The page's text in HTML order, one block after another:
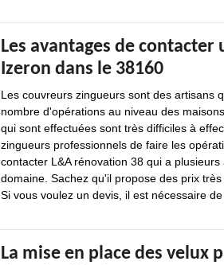
Les avantages de
Izeron dans le 38160
Les couvreurs zingueurs sont des artisans
nombre d'opérations au niveau des
qui sont effectuées sont très difficiles à
zingueurs professionnels de faire les
contacter L&A rénovation 38 qui a
domaine. Sachez qu'il propose des prix
Si vous voulez un devis, il est nécessaire
La mise en place des velux